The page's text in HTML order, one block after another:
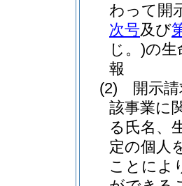
わって開
次号及び
じ。)の生
報
(2)
開示
該事業に
る氏名、
定の個人
ことによ